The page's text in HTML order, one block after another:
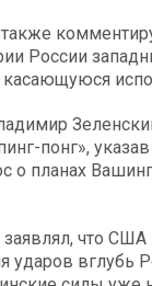
России
понг»,
о планах
что
ударов